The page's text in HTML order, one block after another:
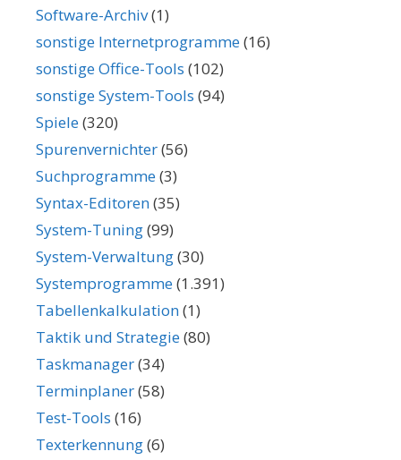
Software-Archiv(1)
sonstige Internetprogramme(16)
sonstige Office-Tools (102)
sonstige System-Tools (94)
Spiele(320)
Spurenvernichter(56)
Suchprogramme(3)
Syntax-Editoren(35)
System-Tuning(99)
System-Verwaltung(30)
Systemprogramme(1.391)
Tabellenkalkulation(1)
Taktik und Strategie(80)
Taskmanager(34)
Terminplaner(58)
Test-Tools (16)
Texterkennung(6)